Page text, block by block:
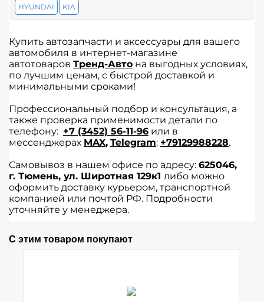
HYUNDAI KIA
Купить автозапчасти и аксессуары для вашего
автомобиля в интернет-магазине
автотоваров Тренд-Авто на выгодных условиях,
по лучшим ценам, с быстрой доставкой и
минимальными сроками!
Профессиональный подбор и консультация, а
также проверка применимости детали по
телефону: +7 (3452) 56-11-96 или в
мессенджерах MAX, Telegram: +79129988228.
Самовывоз в нашем офисе по адресу: 625046,
г. Тюмень, ул. Широтная 129к1 либо можно
оформить доставку курьером, транспортной
компанией или почтой РФ. Подробности
уточняйте у менеджера.
С этим товаром покупают